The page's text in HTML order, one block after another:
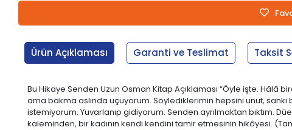
Ürün Açıklaması Garanti ve Teslimat Taksit
Bu Hikaye Senden Uzun Osman Kitap Açıklaması “Öyle işte.
ama bakma aslında uçuyorum. Söylediklerimin hepsini unut, sanki
istemiyorum. Yuvarlanıp gidiyorum. Senden ayrılmaktan bıktım.
kaleminden, bir kadının kendi kendini tamir etmesinin hikâyesi.